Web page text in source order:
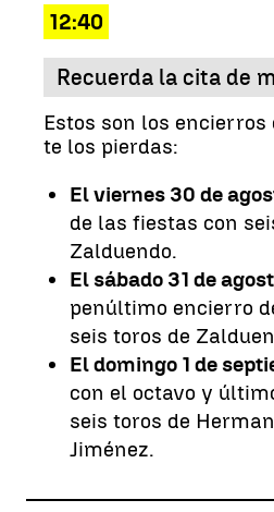
12:40
Recuerda la cita de
Estos son los encierros
te los pierdas:
El viernes 30 de
de las fiestas con
Zalduendo.
El sábado 31 de
penúltimo encierro
seis toros de
El domingo 1 de
con el octavo y
seis toros de
Jiménez.